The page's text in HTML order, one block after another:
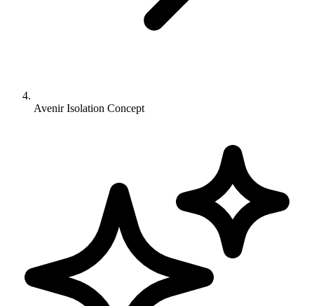
Avenir Isolation Concept